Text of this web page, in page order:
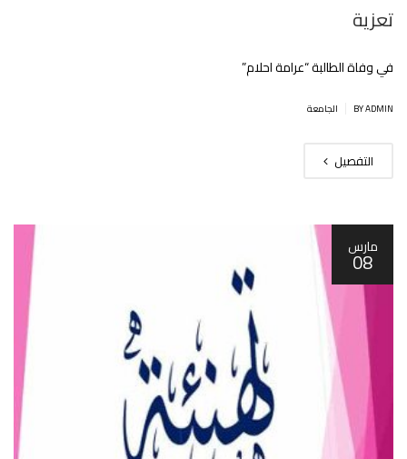
تعزية
في وفاة الطالبة “عرامة احلام”
BY ADMIN الجامعة
التفصيل
مارس
08